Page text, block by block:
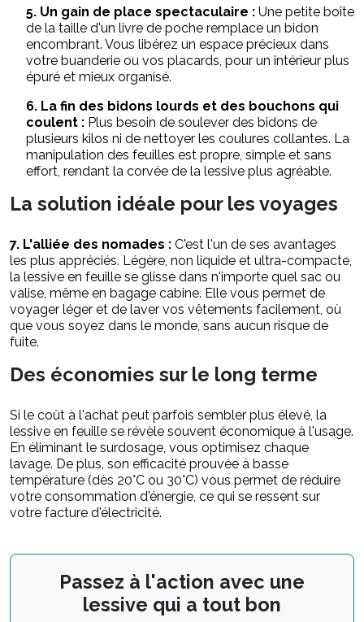
5. Un gain de place spectaculaire : Une petite boîte
de la taille d'un livre de poche remplace un bidon
encombrant. Vous libérez un espace précieux dans
votre buanderie ou vos placards, pour un intérieur plus
épuré et mieux organisé.
6. La fin des bidons lourds et des bouchons qui
coulent : Plus besoin de soulever des bidons de
plusieurs kilos ni de nettoyer les coulures collantes. La
manipulation des feuilles est propre, simple et sans
effort, rendant la corvée de la lessive plus agréable.
La solution idéale pour les voyages
7. L'alliée des nomades : C'est l'un de ses avantages
les plus appréciés. Légère, non liquide et ultra-compacte,
la lessive en feuille se glisse dans n'importe quel sac ou
valise, même en bagage cabine. Elle vous permet de
voyager léger et de laver vos vêtements facilement, où
que vous soyez dans le monde, sans aucun risque de
fuite.
Des économies sur le long terme
Si le coût à l'achat peut parfois sembler plus élevé, la
lessive en feuille se révèle souvent économique à l'usage.
En éliminant le surdosage, vous optimisez chaque
lavage. De plus, son efficacité prouvée à basse
température (dès 20°C ou 30°C) vous permet de réduire
votre consommation d'énergie, ce qui se ressent sur
votre facture d'électricité.
Passez à l'action avec une
lessive qui a tout bon